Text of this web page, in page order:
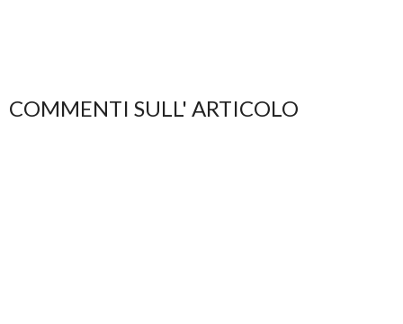
COMMENTI SULL' ARTICOLO